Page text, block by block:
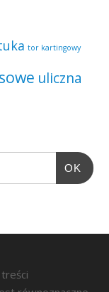
tor kartingowy
uliczna
OK